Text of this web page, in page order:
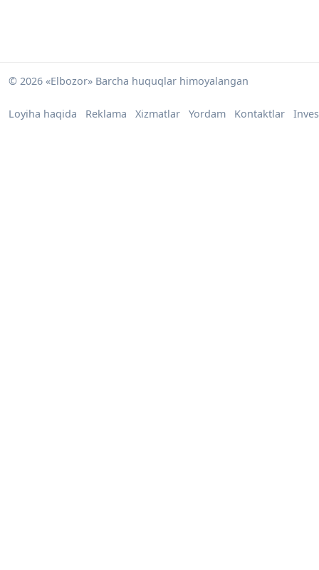
© 2026 «Elbozor» Barcha huquqlar himoyalangan
Loyiha haqida Reklama Xizmatlar Yordam Kontaktlar